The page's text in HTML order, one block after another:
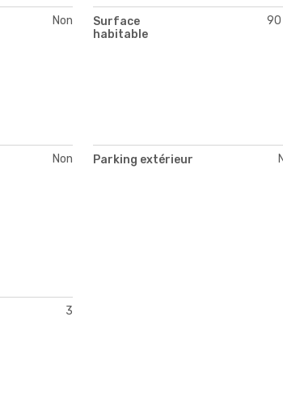
Non
Surface
habitable
90
Non Parking extérieur
3